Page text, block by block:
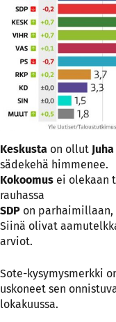
Keskusta on ollut
sädekehä himmenee.
Kokoomus ei olekaan
rauhassa
SDP on parhaimillaan,
Siinä olivat
arviot.
Sote-kysymysmerkki
uskoneet sen
lokakuussa.